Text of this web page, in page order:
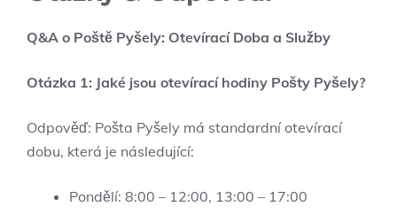
Q&A o Poště Pyšely: Otevírací Doba a Služby
Otázka 1: Jaké jsou otevírací hodiny Pošty Pyšely?
Odpověď: Pošta Pyšely má standardní otevírací
dobu, která je následující:
Pondělí: 8:00 – 12:00, 13:00 – 17:00